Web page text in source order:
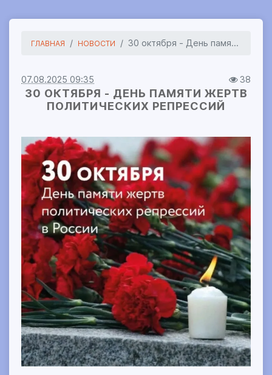
ГЛАВНАЯ НОВОСТИ 30 октября - День памя...
07.08.2025 09:35 38
30 ОКТЯБРЯ - ДЕНЬ ПАМЯТИ ЖЕРТВ
ПОЛИТИЧЕСКИХ РЕПРЕССИЙ